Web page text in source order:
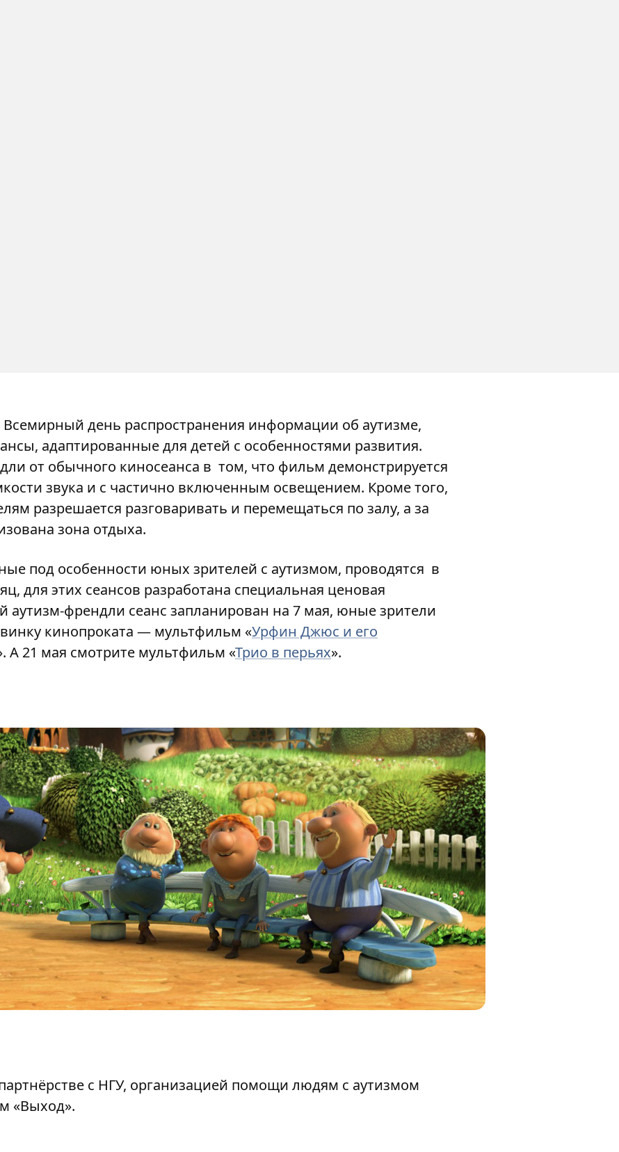
Всемирный день распространения информации об аутизме,
адаптированные для детей с особенностями развития.
от обычного киносеанса в том, что фильм демонстрируется
звука и с частично включенным освещением. Кроме того,
разрешается разговаривать и перемещаться по залу, а за
зона отдыха.
под особенности юных зрителей с аутизмом, проводятся в
для этих сеансов разработана специальная ценовая
френдли сеанс запланирован на 7 мая, юные зрители
кинопроката — мультфильм «Урфин Джюс и его
А 21 мая смотрите мультфильм «Трио в перьях».
с НГУ, организацией помощи людям с аутизмом
«Выход».